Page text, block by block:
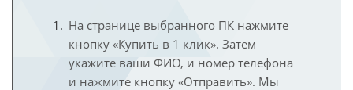
На странице выбранного ПК нажмите
кнопку «Купить в 1 клик». Затем
укажите ваши ФИО, и номер телефона
и нажмите кнопку «Отправить». Мы